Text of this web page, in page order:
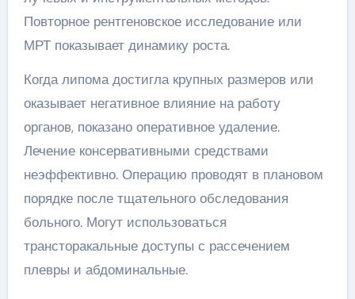
Повторное рентгеновское исследование или
МРТ показывает динамику роста.
Когда липома достигла крупных размеров или
оказывает негативное влияние на работу
органов, показано оперативное удаление.
Лечение консервативными средствами
неэффективно. Операцию проводят в плановом
порядке после тщательного обследования
больного. Могут использоваться
трансторакальные доступы с рассечением
плевры и абдоминальные.